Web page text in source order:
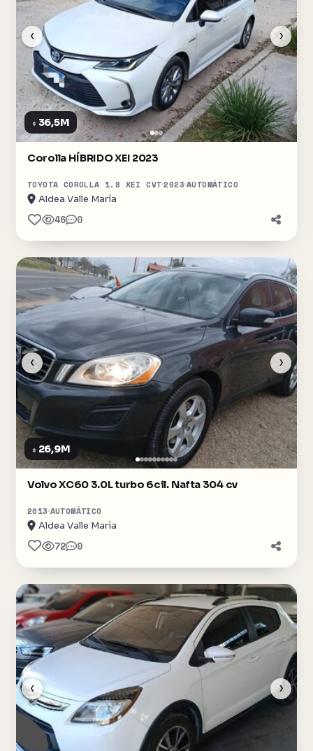
‹ ›
$ 36,5M
Corolla HÍBRIDO XEI 2023
TOYOTA COROLLA 1.8 XEI CVT2023AUTOMÁTICO
Aldea Valle María
46 0
‹ ›
$ 26,9M
Volvo XC60 3.0L turbo 6cil. Nafta 304 cv
2013 AUTOMÁTICO
Aldea Valle María
72 0
‹ ›